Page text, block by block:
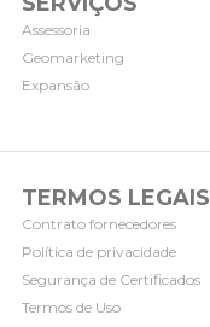
Assessoria
Geomarketing
Expansão
TERMOS LEGAIS
Contrato fornecedores
Política de privacidade
Segurança de Certificados
Termos de Uso